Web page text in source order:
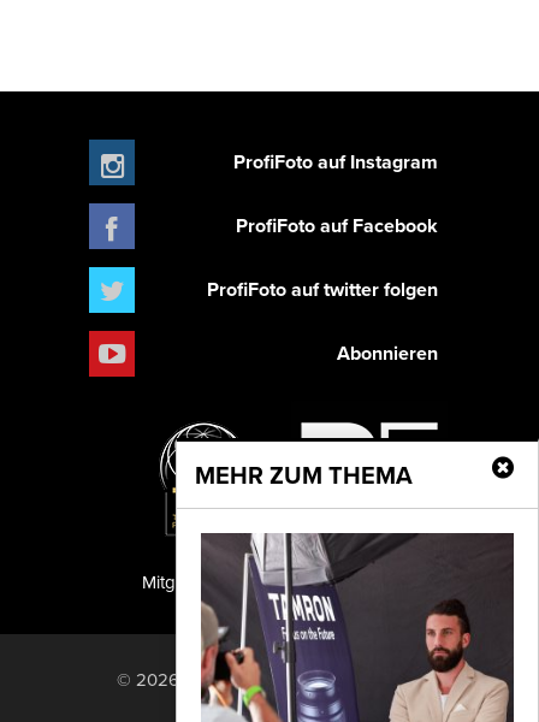
MEHR ZUM THEMA
ProfiFoto auf Instagram
ProfiFoto auf Facebook
ProfiFoto auf twitter folgen
Abonnieren
PF Publishing GmbH
Mitglied der TIPA
© 2026 PF Publishing GmbH. All rights
reserved.